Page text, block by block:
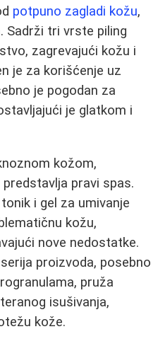
potpuno zagladi kožu,
Sadrži tri vrste piling
zagrevajući kožu i
je za korišćenje uz
je pogodan za
je glatkom i
kožom,
predstavlja pravi spas.
i gel za umivanje
kožu,
nove nedostatke.
serija proizvoda, posebno
pruža
isušivanja,
kože.